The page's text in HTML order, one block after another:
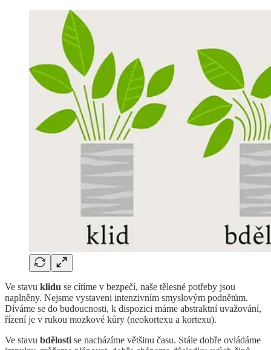
Ve stavu klidu se cítíme v bezpečí, naše tělesné potřeby jsou
naplněny. Nejsme vystaveni intenzivním smyslovým podnětům.
Díváme se do budoucnosti, k dispozici máme abstraktní uvažování,
řízení je v rukou mozkové kůry (neokortexu a kortexu).
Ve stavu bdělosti se nacházíme většinu času. Stále dobře ovládáme